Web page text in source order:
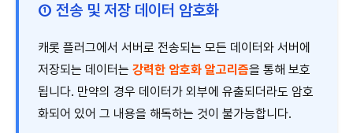
① 전송 및 저장 데이터 암호화
캐롯 플러그에서 서버로 전송되는 모든 데이터와 서버에
저장되는 데이터는 강력한 암호화 알고리즘을 통해 보호
됩니다. 만약의 경우 데이터가 외부에 유출되더라도 암호
화되어 있어 그 내용을 해독하는 것이 불가능합니다.